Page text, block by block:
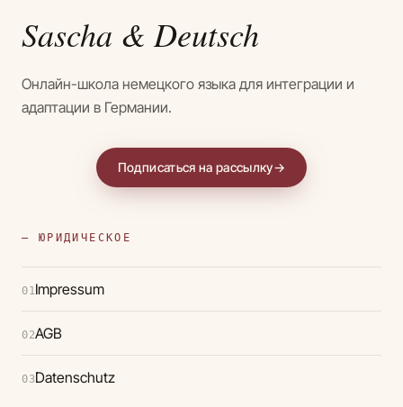
Sascha & Deutsch
Онлайн-школа немецкого языка для интеграции и
адаптации в Германии.
Подписаться на рассылку→
— ЮРИДИЧЕСКОЕ
01Impressum
02AGB
03Datenschutz